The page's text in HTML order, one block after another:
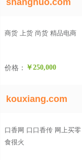
shanghuo.com
商货 上货 尚货 精品电商
价格： ￥250,000
kouxiang.com
口香网 口口香传 网上买零
食很火